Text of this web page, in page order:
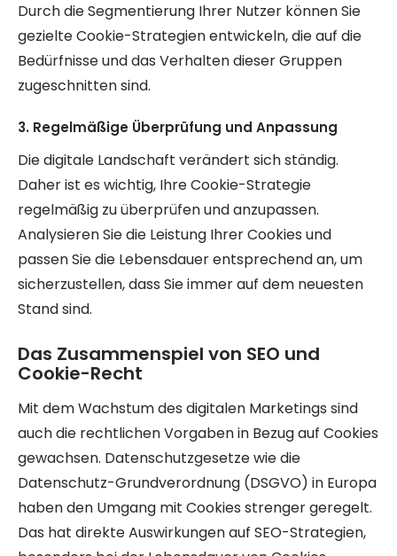
Durch die Segmentierung Ihrer Nutzer können Sie
gezielte Cookie-Strategien entwickeln, die auf die
Bedürfnisse und das Verhalten dieser Gruppen
zugeschnitten sind.
3. Regelmäßige Überprüfung und Anpassung
Die digitale Landschaft verändert sich ständig.
Daher ist es wichtig, Ihre Cookie-Strategie
regelmäßig zu überprüfen und anzupassen.
Analysieren Sie die Leistung Ihrer Cookies und
passen Sie die Lebensdauer entsprechend an, um
sicherzustellen, dass Sie immer auf dem neuesten
Stand sind.
Das Zusammenspiel von SEO und
Cookie-Recht
Mit dem Wachstum des digitalen Marketings sind
auch die rechtlichen Vorgaben in Bezug auf Cookies
gewachsen. Datenschutzgesetze wie die
Datenschutz-Grundverordnung (DSGVO) in Europa
haben den Umgang mit Cookies strenger geregelt.
Das hat direkte Auswirkungen auf SEO-Strategien,